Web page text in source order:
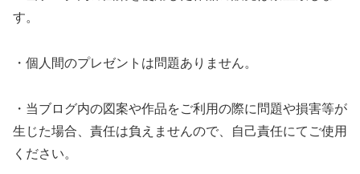
す。
・個人間のプレゼントは問題ありません。
・当ブログ内の図案や作品をご利用の際に問題や損害等が
生じた場合、責任は負えませんので、自己責任にてご使用
ください。